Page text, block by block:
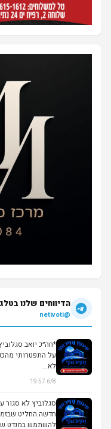
הדיווחים שלנו
@netivoti
*חה״כ יואב
לא...
6/8 19:57
סגלוביץ לא סגור
חדשה.החליט
להשתמש במנדט